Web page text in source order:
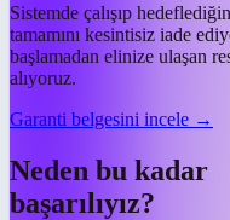
Sistemde çalışıp
tamamını kesintisiz iade
başlamadan elinize ulaşan
alıyoruz.
Garanti belgesini incele →
Neden bu kadar
başarılıyız?